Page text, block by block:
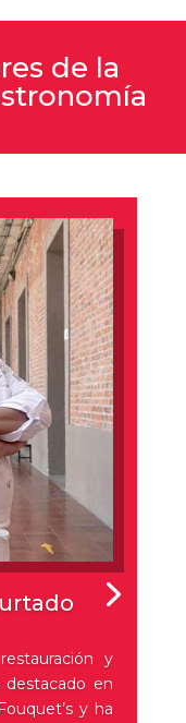
de la
y
en
y ha